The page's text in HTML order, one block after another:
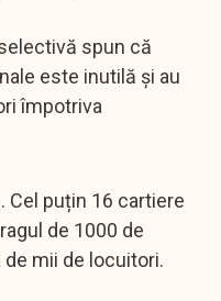
spun că
este inutilă şi au
împotriva
Cel puțin 16 cartiere
de 1000 de
mii de locuitori.